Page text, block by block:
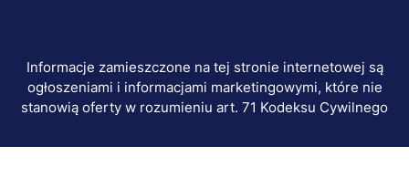
Informacje zamieszczone na tej stronie internetowej są
ogłoszeniami i informacjami marketingowymi, które nie
stanowią oferty w rozumieniu art. 71 Kodeksu Cywilnego